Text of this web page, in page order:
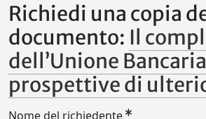
Richiedi una copia
documento: Il
dell’Unione
prospettive di
Nome del richiedente